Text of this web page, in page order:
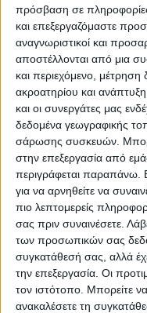
πρόσβαση σε
και επεξεργαζόμαστε
αναγνωριστικοί και
αποστέλλονται από μια
και περιεχόμενο, μέτρηση
ακροατηρίου και
και οι συνεργάτες μας
δεδομένα γεωγραφικής
σάρωσης συσκευών.
στην επεξεργασία από
περιγράφεται παραπάνω.
για να αρνηθείτε να
πιο λεπτομερείς
σας πριν συναινέσετε.
των προσωπικών σας
συγκατάθεσή σας, αλλά
την επεξεργασία. Οι
τον ιστότοπο. Μπορείτε
ανακαλέσετε τη
Ο Σταμάτης Κ.
Νόμιμος Εκπρόσωπος
μέλος της Ένωσης
Ηλεκτρονικού